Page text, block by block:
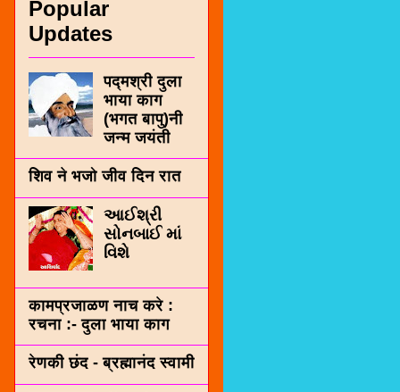
Popular
Updates
पद्मश्री दुला
भाया काग
(भगत बापु)नी
जन्म जयंती
शिव ने भजो जीव दिन रात
આઈશ્રી
સોનબાઈ માં
વિશે
कामप्रजाळण नाच करे :
रचना :- दुला भाया काग
रेणकी छंद - ब्रह्मानंद स्वामी